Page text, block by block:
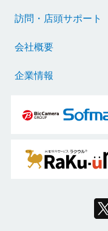
訪問・店頭サポート
会社概要
企業情報